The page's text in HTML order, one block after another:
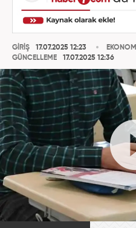
GİRİŞ
17.07.2025 12:23
GÜNCELLEME
17.07.2025 12:36
EKONOMİ